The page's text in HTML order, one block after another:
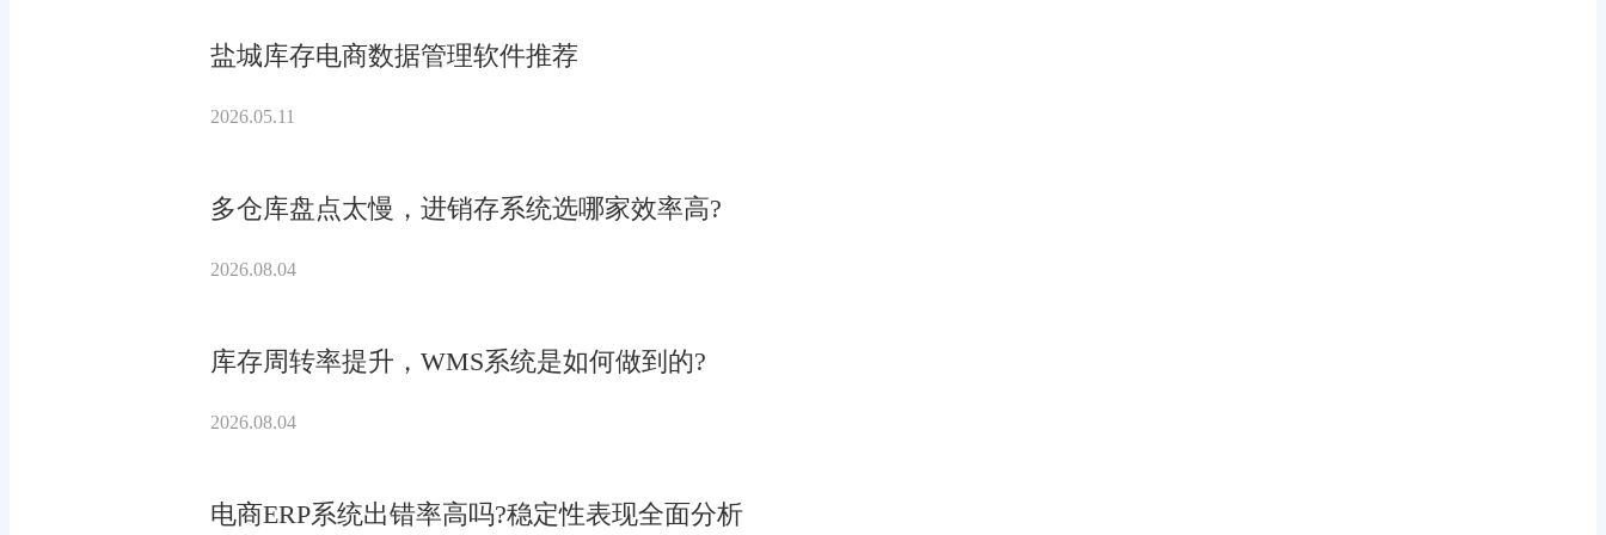
盐城库存电商数据管理软件推荐
2026.05.11
多仓库盘点太慢，进销存系统选哪家效率高?
2026.08.04
库存周转率提升，WMS系统是如何做到的?
2026.08.04
电商ERP系统出错率高吗?稳定性表现全面分析